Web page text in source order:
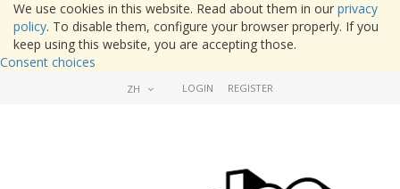
We use cookies in this website. Read about them in our privacy
policy. To disable them, configure your browser properly. If you
keep using this website, you are accepting those.
Consent choices
ZH LOGIN REGISTER